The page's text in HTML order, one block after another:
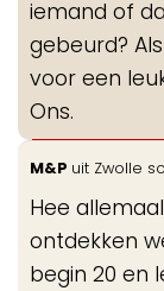
iemand of
gebeurd?
voor een
Ons.
M&P uit Zwolle
Hee
ontdekken
begin 20 en